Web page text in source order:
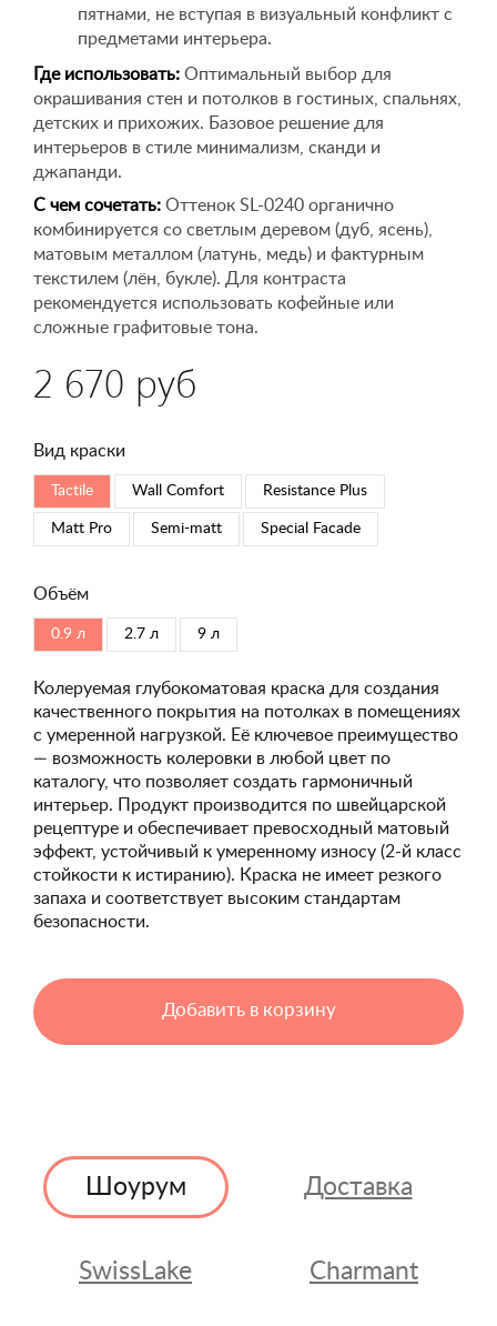
пятнами, не вступая в визуальный конфликт с
предметами интерьера.
Где использовать: Оптимальный выбор для
окрашивания стен и потолков в гостиных, спальнях,
детских и прихожих. Базовое решение для
интерьеров в стиле минимализм, сканди и
джапанди.
С чем сочетать: Оттенок SL-0240 органично
комбинируется со светлым деревом (дуб, ясень),
матовым металлом (латунь, медь) и фактурным
текстилем (лён, букле). Для контраста
рекомендуется использовать кофейные или
сложные графитовые тона.
2 670 руб
Вид краски
Tactile Wall Comfort Resistance Plus
Matt Pro Semi-matt Special Faсade
Объём
0.9 л 2.7 л 9 л
Колеруемая глубокоматовая краска для создания
качественного покрытия на потолках в помещениях
с умеренной нагрузкой. Её ключевое преимущество
— возможность колеровки в любой цвет по
каталогу, что позволяет создать гармоничный
интерьер. Продукт производится по швейцарской
рецептуре и обеспечивает превосходный матовый
эффект, устойчивый к умеренному износу (2-й класс
стойкости к истиранию). Краска не имеет резкого
запаха и соответствует высоким стандартам
безопасности.
Добавить в корзину
Шоурум Доставка
SwissLake Charmant